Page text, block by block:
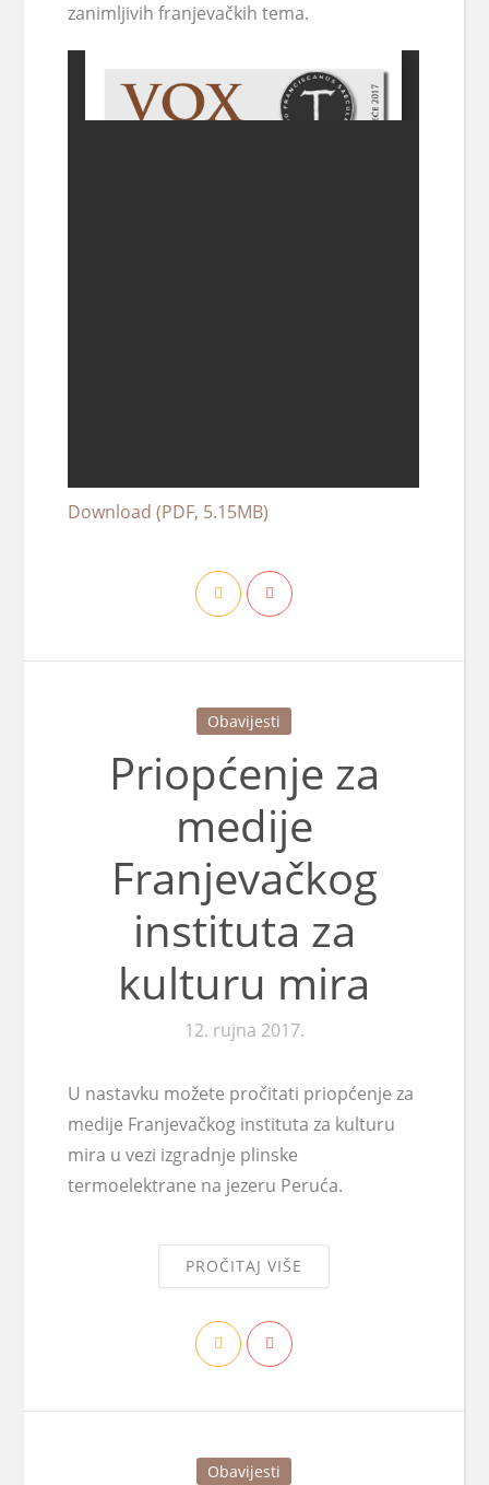
zanimljivih franjevačkih tema.
Download (PDF, 5.15MB)
Obavijesti
Priopćenje za
medije
Franjevačkog
instituta za
kulturu mira
12. rujna 2017.
U nastavku možete pročitati priopćenje za
medije Franjevačkog instituta za kulturu
mira u vezi izgradnje plinske
termoelektrane na jezeru Peruća.
PROČITAJ VIŠE
Obavijesti